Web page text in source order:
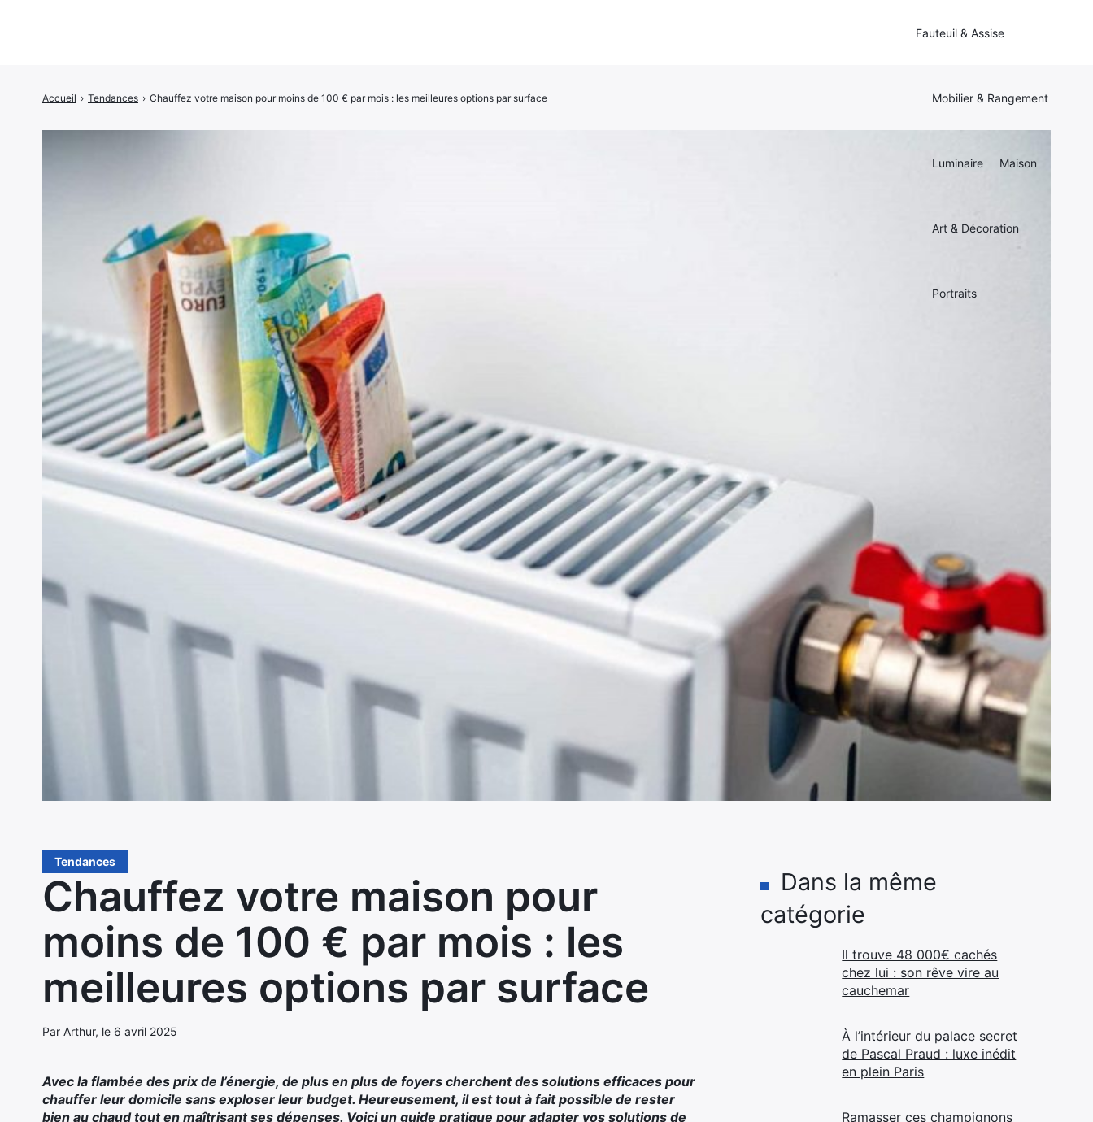
Accueil › Tendances › Chauffez votre maison pour moins de 100 € par mois : les meilleures options par surface
Tendances
Chauffez votre maison pour
moins de 100 € par mois : les
meilleures options par surface
Par Arthur, le 6 avril 2025
Avec la flambée des prix de l’énergie, de plus en plus de foyers cherchent des solutions efficaces pour
chauffer leur domicile sans exploser leur budget. Heureusement, il est tout à fait possible de rester
bien au chaud tout en maîtrisant ses dépenses. Voici un guide pratique pour adapter vos solutions de
Dans la même
catégorie
Il trouve 48 000€ cachés
chez lui : son rêve vire au
cauchemar
À l’intérieur du palace secret
de Pascal Praud : luxe inédit
en plein Paris
Ramasser ces champignons
Fauteuil & Assise
Mobilier & Rangement
Luminaire Maison
Art & Décoration
Portraits